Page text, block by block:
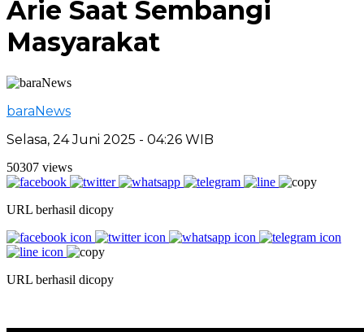
Arie Saat Sembangi
Masyarakat
baraNews
Selasa, 24 Juni 2025 - 04:26 WIB
50307 views
URL berhasil dicopy
URL berhasil dicopy